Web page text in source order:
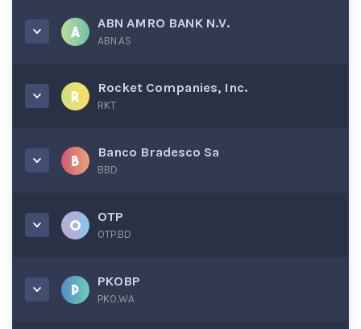
ABN AMRO BANK N.V.
ABN.AS
Rocket Companies, Inc.
RKT
Banco Bradesco Sa
BBD
OTP
OTP.BD
PKOBP
PKO.WA